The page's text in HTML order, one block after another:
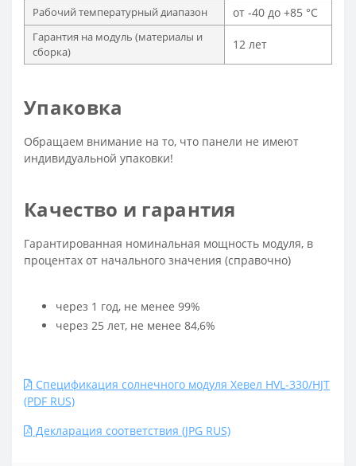
Рабочий температурный диапазон от -40 до +85 °С
Гарантия на модуль (материалы и
сборка)
12 лет
Упаковка
Обращаем внимание на то, что панели не имеют
индивидуальной упаковки!
Качество и гарантия
Гарантированная номинальная мощность модуля, в
процентах от начального значения (справочно)
через 1 год, не менее 99%
через 25 лет, не менее 84,6%
Спецификация солнечного модуля Хевел HVL-330/HJT
(PDF RUS)
Декларация соответствия (JPG RUS)